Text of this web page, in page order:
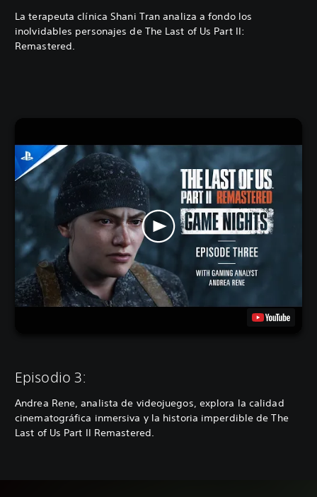
La terapeuta clínica Shani Tran analiza a fondo los
inolvidables personajes de The Last of Us Part II:
Remastered.
Episodio 3:
Andrea Rene, analista de videojuegos, explora la calidad
cinematográfica inmersiva y la historia imperdible de The
Last of Us Part II Remastered.